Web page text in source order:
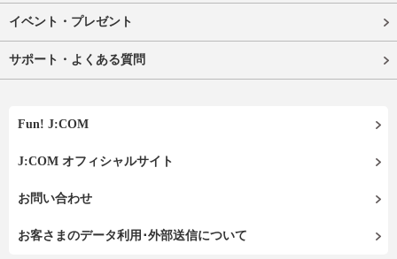
イベント・プレゼント
サポート・よくある質問
Fun! J:COM
J:COM オフィシャルサイト
お問い合わせ
お客さまのデータ利用･外部送信について